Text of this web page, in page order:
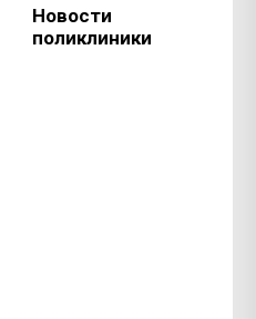
Новости
поликлиники